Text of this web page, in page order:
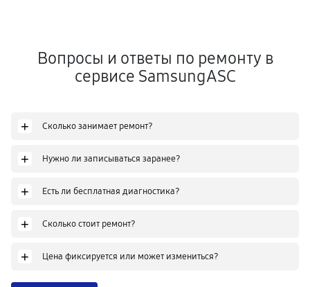
Вопросы и ответы по ремонту в
сервисе SamsungASC
+ Сколько занимает ремонт?
+ Нужно ли записываться заранее?
+ Есть ли бесплатная диагностика?
+ Сколько стоит ремонт?
+ Цена фиксируется или может измениться?